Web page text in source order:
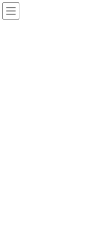
コ
ン
ナ
ビ